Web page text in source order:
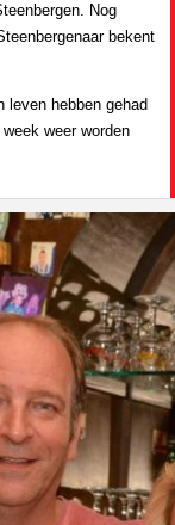
Nog
bekent
leven hebben gehad
weer worden